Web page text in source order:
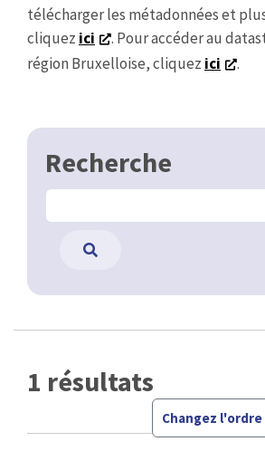
télécharger les métadonnées et
cliquez ici
. Pour accéder au
région Bruxelloise, cliquez ici .
Recherche
1 résultats
Changez l'ordre